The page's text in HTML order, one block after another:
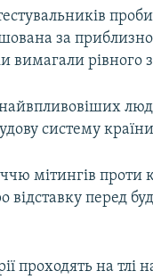
за приблизно
вимагали рівного
систему
мітингів проти
відставку перед
проходять на тлі